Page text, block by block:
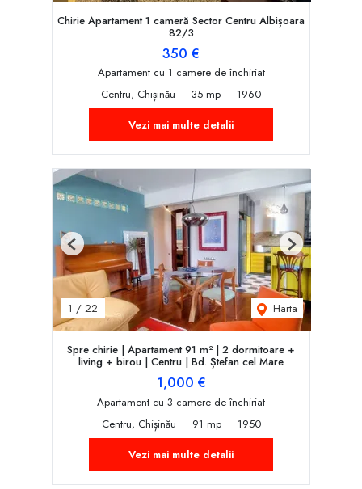
Chirie Apartament 1 cameră Sector Centru Albișoara
82/3
350 €
Apartament cu 1 camere de închiriat
Centru, Chișinău
35 mp
1960
Vezi mai multe detalii
1 / 22 Harta
Previous Next
Spre chirie | Apartament 91 m² | 2 dormitoare +
living + birou | Centru | Bd. Ștefan cel Mare
1,000 €
Apartament cu 3 camere de închiriat
Centru, Chișinău
91 mp
1950
Vezi mai multe detalii